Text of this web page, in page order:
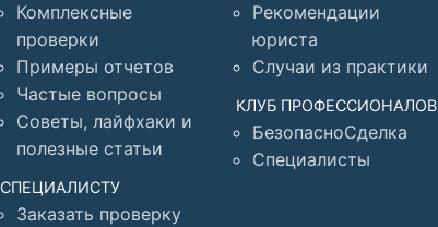
Комплексные
проверки
Примеры отчетов
Частые вопросы
Советы, лайфхаки и
полезные статьи
СПЕЦИАЛИСТУ
Заказать проверку
Рекомендации
юриста
Случаи из практики
КЛУБ ПРОФЕССИОНАЛОВ
БезопасноСделка
Специалисты